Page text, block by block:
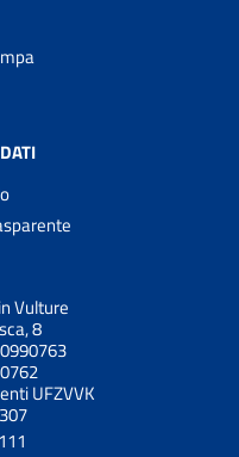
Vulture
8
UFZVVK